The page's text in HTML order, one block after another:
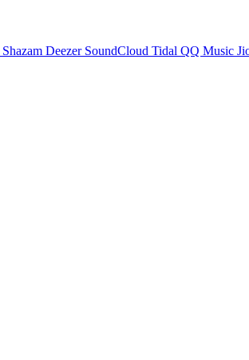
Shazam Deezer SoundCloud Tidal QQ Music